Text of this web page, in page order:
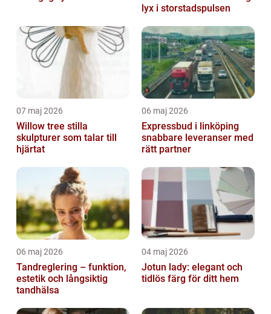
lyx i storstadspulsen
07 maj 2026
Willow tree stilla
skulpturer som talar till
hjärtat
06 maj 2026
Expressbud i linköping
snabbare leveranser med
rätt partner
06 maj 2026
Tandreglering – funktion,
estetik och långsiktig
tandhälsa
04 maj 2026
Jotun lady: elegant och
tidlös färg för ditt hem